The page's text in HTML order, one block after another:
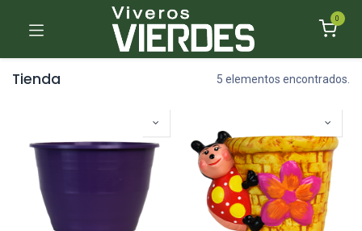
0
Tienda 5 elementos encontrados.